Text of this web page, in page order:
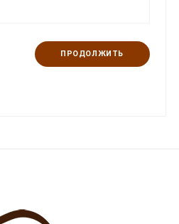
ПРОДОЛЖИТЬ